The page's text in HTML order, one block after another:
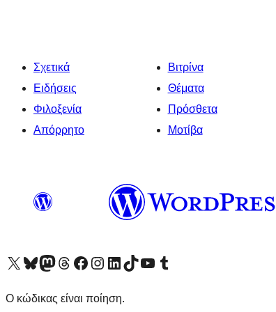
Σχετικά
Ειδήσεις
Φιλοξενία
Απόρρητο
Βιτρίνα
Θέματα
Πρόσθετα
Μοτίβα
Visit our X (formerly Twitter) account
Visit our Bluesky account
Επισκεφθείτε τον λογαριασμό μας στο Mastodon
Visit our Threads account
Επισκεφτείτε τη σελίδα μας στο Facebook
Επισκεφθείτε τον λογαριασμό μας Instagram
Επισκεφθείτε τον λογαριασμό μας LinkedIn
Visit our TikTok account
Visit our YouTube channel
Visit our Tumblr account
Ο κώδικας είναι ποίηση.